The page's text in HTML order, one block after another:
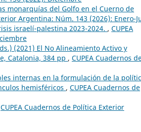
monarquías del Golfo en el Cuerno de
Argentina: Núm. 143 (2026): Enero-
israelí-palestina 2023-2024. , CUPEA
(2021) El No Alineamiento Activo y
Catalonia, 384 pp , CUPEA Cuadernos
internas en la formulación de la
hemisféricos , CUPEA Cuadernos de
CUPEA Cuadernos de Política Exterior